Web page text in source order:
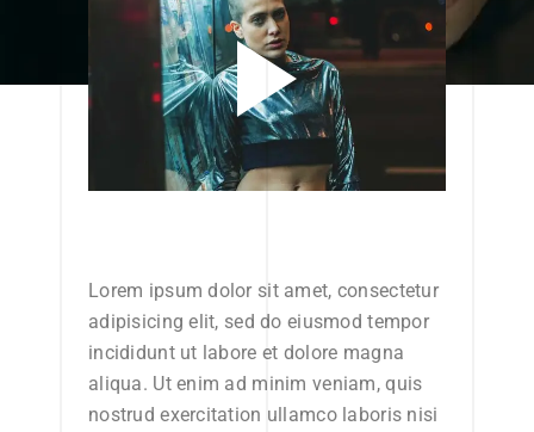
Lorem ipsum dolor sit amet, consectetur
adipisicing elit, sed do eiusmod tempor
incididunt ut labore et dolore magna
aliqua. Ut enim ad minim veniam, quis
nostrud exercitation ullamco laboris nisi